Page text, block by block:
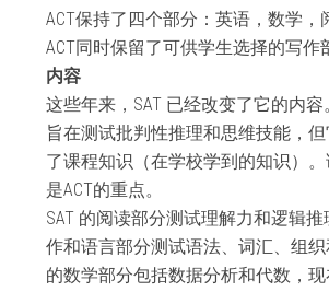
ACT保持了四个部分：英语，数学，
ACT同时保留了可供学生选择的写作
内容
这些年来，SAT 已经改变了它的内
旨在测试批判性推理和思维技能，
了课程知识（在学校学到的知识）
是ACT的重点。
SAT 的阅读部分测试理解力和逻辑
作和语言部分测试语法、词汇、组织
的数学部分包括数据分析和代数，